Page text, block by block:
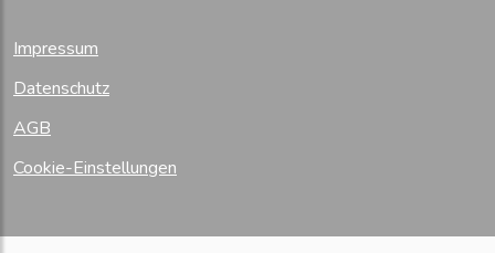
Impressum
Datenschutz
AGB
Cookie-Einstellungen